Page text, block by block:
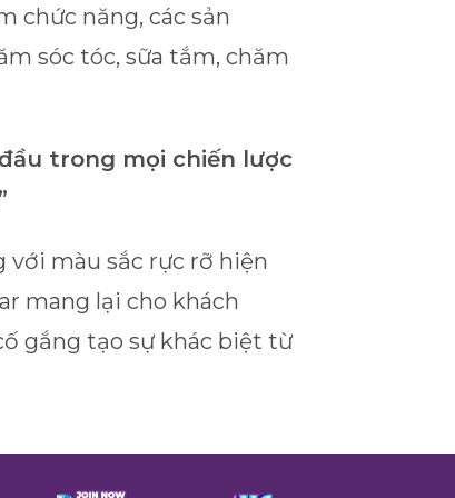
chức năng, các sản
sóc tóc, sữa tắm, chăm
trong mọi chiến lược
với màu sắc rực rỡ hiện
mang lại cho khách
gắng tạo sự khác biệt từ